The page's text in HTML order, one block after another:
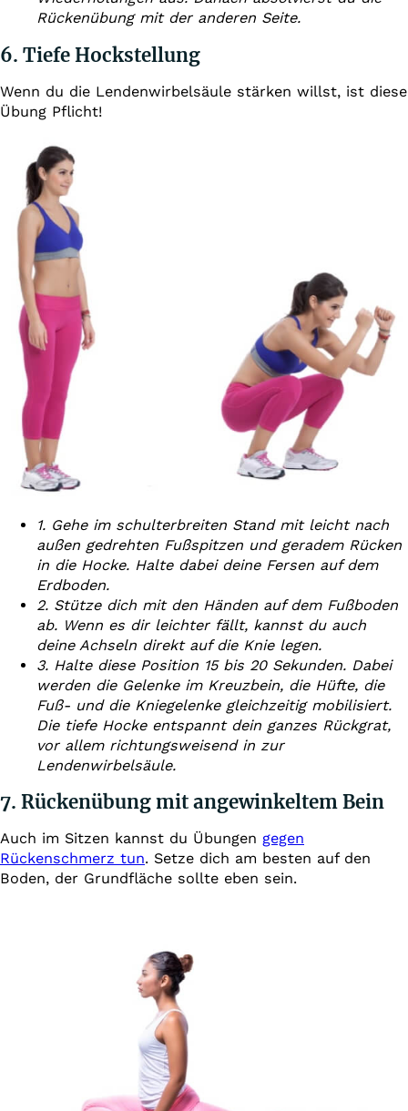
Rückenübung mit der anderen Seite.
6. Tiefe Hockstellung
Wenn du die Lendenwirbelsäule stärken willst, ist diese
Übung Pflicht!
1. Gehe im schulterbreiten Stand mit leicht nach
außen gedrehten Fußspitzen und geradem Rücken
in die Hocke. Halte dabei deine Fersen auf dem
Erdboden.
2. Stütze dich mit den Händen auf dem Fußboden
ab. Wenn es dir leichter fällt, kannst du auch
deine Achseln direkt auf die Knie legen.
3. Halte diese Position 15 bis 20 Sekunden. Dabei
werden die Gelenke im Kreuzbein, die Hüfte, die
Fuß- und die Kniegelenke gleichzeitig mobilisiert.
Die tiefe Hocke entspannt dein ganzes Rückgrat,
vor allem richtungsweisend in zur
Lendenwirbelsäule.
7. Rückenübung mit angewinkeltem Bein
Auch im Sitzen kannst du Übungen gegen
Rückenschmerz tun. Setze dich am besten auf den
Boden, der Grundfläche sollte eben sein.